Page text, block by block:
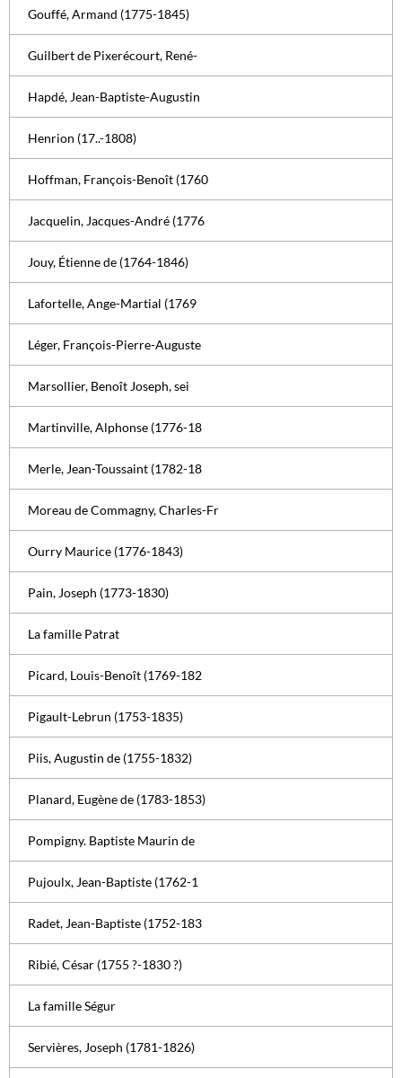
Gouffé, Armand (1775-1845)
Guilbert de Pixerécourt, René-
Hapdé, Jean-Baptiste-Augustin
Henrion (17..-1808)
Hoffman, François-Benoît (1760
Jacquelin, Jacques-André (1776
Jouy, Étienne de (1764-1846)
Lafortelle, Ange-Martial (1769
Léger, François-Pierre-Auguste
Marsollier, Benoît Joseph, sei
Martinville, Alphonse (1776-18
Merle, Jean-Toussaint (1782-18
Moreau de Commagny, Charles-Fr
Ourry Maurice (1776-1843)
Pain, Joseph (1773-1830)
La famille Patrat
Picard, Louis-Benoît (1769-182
Pigault-Lebrun (1753-1835)
Piis, Augustin de (1755-1832)
Planard, Eugène de (1783-1853)
Pompigny. Baptiste Maurin de
Pujoulx, Jean-Baptiste (1762-1
Radet, Jean-Baptiste (1752-183
Ribié, César (1755 ?-1830 ?)
La famille Ségur
Servières, Joseph (1781-1826)